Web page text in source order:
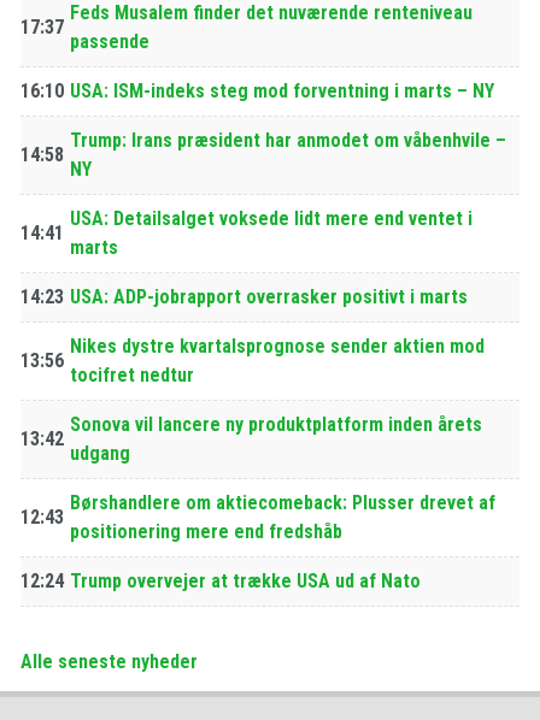
17:37
Feds Musalem finder det nuværende renteniveau
passende
16:10 USA: ISM-indeks steg mod forventning i marts – NY
14:58
Trump: Irans præsident har anmodet om våbenhvile –
NY
14:41
USA: Detailsalget voksede lidt mere end ventet i
marts
14:23 USA: ADP-jobrapport overrasker positivt i marts
13:56
Nikes dystre kvartalsprognose sender aktien mod
tocifret nedtur
13:42
Sonova vil lancere ny produktplatform inden årets
udgang
12:43
Børshandlere om aktiecomeback: Plusser drevet af
positionering mere end fredshåb
12:24 Trump overvejer at trække USA ud af Nato
Alle seneste nyheder